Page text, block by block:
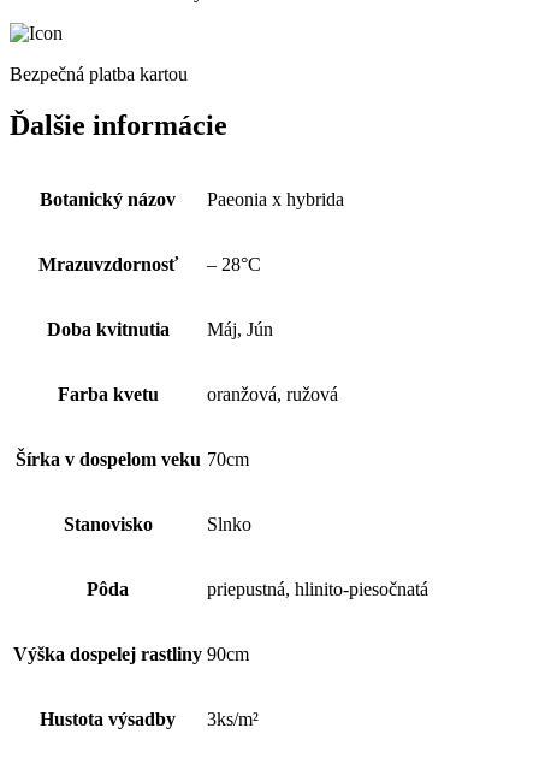
Bezpečná platba kartou
Ďalšie informácie
Botanický názov Paeonia x hybrida
Mrazuvzdornosť – 28°C
Doba kvitnutia Máj, Jún
Farba kvetu oranžová, ružová
Šírka v dospelom veku 70cm
Stanovisko Slnko
Pôda priepustná, hlinito-piesočnatá
Výška dospelej rastliny 90cm
Hustota výsadby 3ks/m²